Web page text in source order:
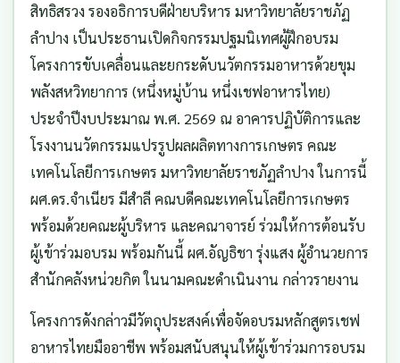
สิทธิสรวง รองอธิการบดีฝ่ายบริหาร มหาวิทยาลัยราชภัฏ
ลำปาง เป็นประธานเปิดกิจกรรมปฐมนิเทศผู้ฝึกอบรม
โครงการขับเคลื่อนและยกระดับนวัตกรรมอาหารด้วยขุม
พลังสหวิทยาการ (หนึ่งหมู่บ้าน หนึ่งเชฟอาหารไทย)
ประจำปีงบประมาณ พ.ศ. 2569 ณ อาคารปฏิบัติการและ
โรงงานนวัตกรรมแปรรูปผลผลิตทางการเกษตร คณะ
เทคโนโลยีการเกษตร มหาวิทยาลัยราชภัฏลำปาง ในการนี้
ผศ.ดร.จำเนียร มีสำลี คณบดีคณะเทคโนโลยีการเกษตร
พร้อมด้วยคณะผู้บริหาร และคณาจารย์ ร่วมให้การต้อนรับ
ผู้เข้าร่วมอบรม พร้อมกันนี้ ผศ.อัญธิชา รุ่งแสง ผู้อำนวยการ
สำนักคลังหน่วยกิต ในนามคณะดำเนินงาน กล่าวรายงาน
โครงการดังกล่าวมีวัตถุประสงค์เพื่อจัดอบรมหลักสูตรเชฟ
อาหารไทยมืออาชีพ พร้อมสนับสนุนให้ผู้เข้าร่วมการอบรม